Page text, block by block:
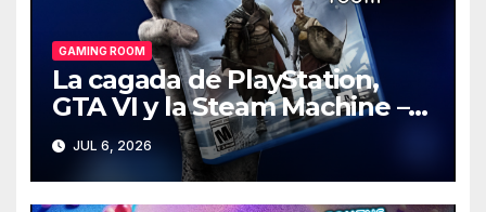
GAMING ROOM
La cagada de PlayStation,
GTA VI y la Steam Machine –
Gaming Room #130
JUL 6, 2026